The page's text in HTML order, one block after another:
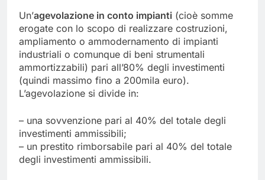
Un’agevolazione in conto impianti (cioè somme
erogate con lo scopo di realizzare costruzioni,
ampliamento o ammodernamento di impianti
industriali o comunque di beni strumentali
ammortizzabili) pari all’80% degli investimenti
(quindi massimo fino a 200mila euro).
L’agevolazione si divide in:
– una sovvenzione pari al 40% del totale degli
investimenti ammissibili;
– un prestito rimborsabile pari al 40% del totale
degli investimenti ammissibili.